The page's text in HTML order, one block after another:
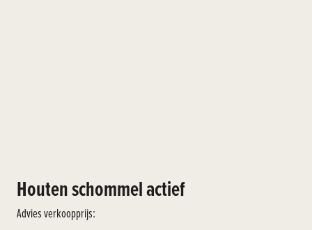
Houten schommel actief
Advies verkoopprijs: